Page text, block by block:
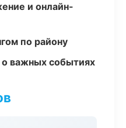
и онлайн-
по району
важных событиях